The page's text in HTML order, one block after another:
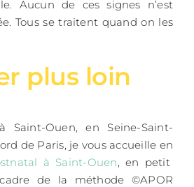
Aucun de ces signes n’est
Tous se traitent quand on les
plus loin
Saint-Ouen, en Seine-Saint-
de Paris, je vous accueille en
à Saint-Ouen, en petit
de la méthode ©APOR